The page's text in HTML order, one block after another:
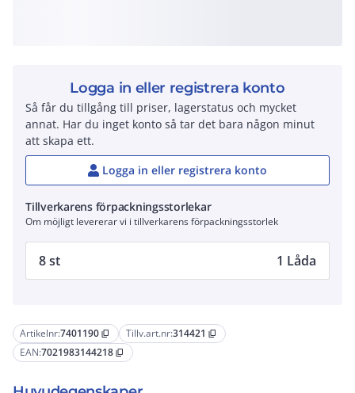
Artikelnr:7401190 content_copy Tillv.art.nr:314421 content_copy
EAN:7021983144218 content_copy
Logga in eller registrera konto
Så får du tillgång till priser, lagerstatus och mycket
annat. Har du inget konto så tar det bara någon minut
att skapa ett.
Logga in eller registrera konto
Tillverkarens förpackningsstorlekar
Om möjligt levererar vi i tillverkarens förpackningsstorlek
8 st 1 Låda